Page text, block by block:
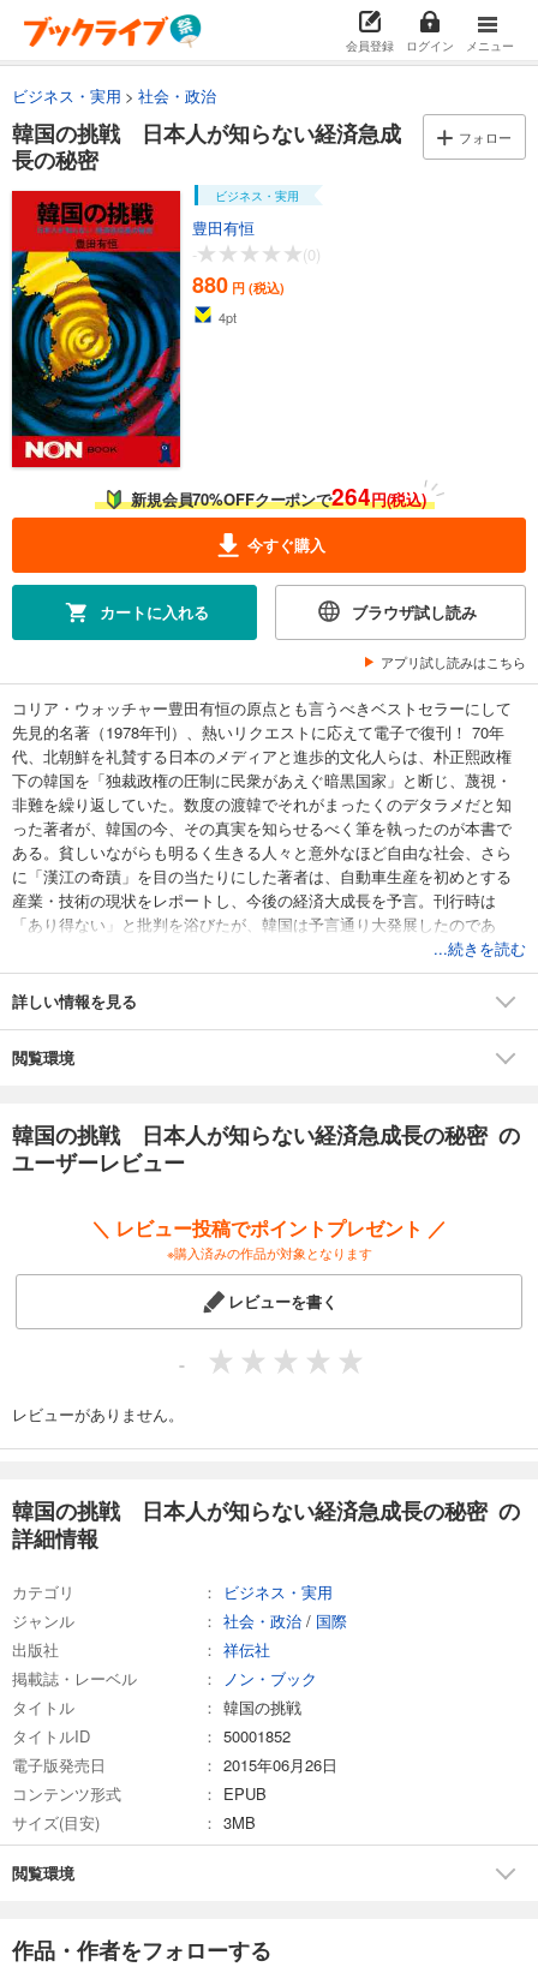
会員登録 ログイン メニュー
ビジネス・実用 社会・政治
韓国の挑戦 日本人が知らない経済急成
長の秘密
フォロー
ビジネス・実用
豊田有恒
-
(0)
880 円 (税込)
4pt
新規会員70%OFFクーポンで264円(税込)
今すぐ購入
カートに入れる ブラウザ試し読み
アプリ試し読みはこちら
コリア・ウォッチャー豊田有恒の原点とも言うべきベストセラーにして
先見的名著（1978年刊）、熱いリクエストに応えて電子で復刊！ 70年
代、北朝鮮を礼賛する日本のメディアと進歩的文化人らは、朴正熙政権
下の韓国を「独裁政権の圧制に民衆があえぐ暗黒国家」と断じ、蔑視・
非難を繰り返していた。数度の渡韓でそれがまったくのデタラメだと知
った著者が、韓国の今、その真実を知らせるべく筆を執ったのが本書で
ある。貧しいながらも明るく生きる人々と意外なほど自由な社会、さら
に「漢江の奇蹟」を目の当たりにした著者は、自動車生産を初めとする
産業・技術の現状をレポートし、今後の経済大成長を予言。刊行時は
「あり得ない」と批判を浴びたが、韓国は予言通り大発展したのであ
...続きを読む
詳しい情報を見る
閲覧環境
韓国の挑戦 日本人が知らない経済急成長の秘密 の
ユーザーレビュー
＼ レビュー投稿でポイントプレゼント ／
※購入済みの作品が対象となります
レビューを書く
-
レビューがありません。
韓国の挑戦 日本人が知らない経済急成長の秘密 の
詳細情報
カテゴリ
ビジネス・実用
ジャンル
社会・政治 / 国際
出版社
祥伝社
掲載誌・レーベル
ノン・ブック
タイトル
韓国の挑戦
タイトルID
50001852
電子版発売日
2015年06月26日
コンテンツ形式
EPUB
サイズ(目安)
3MB
閲覧環境
作品・作者をフォローする